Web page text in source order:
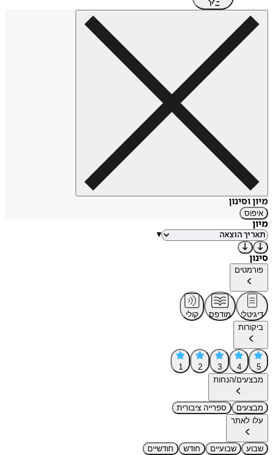
מיון וסינון
איפוס
מיון
▾
סינון
פורמטים
דיגיטלי מודפס
קולי
ביקורות
5
4
3
2
1
מבצעים/הנחות
מבצעים
ספרייה ציבורית
עלו לאתר
שבוע שבועיים חודש
חודשיים